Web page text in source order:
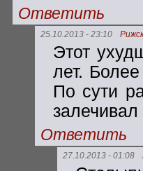
Ответить
25.10.2013 - 23:10
Этот
лет.
По сути
Ответить
27.10.2013 - 01:08